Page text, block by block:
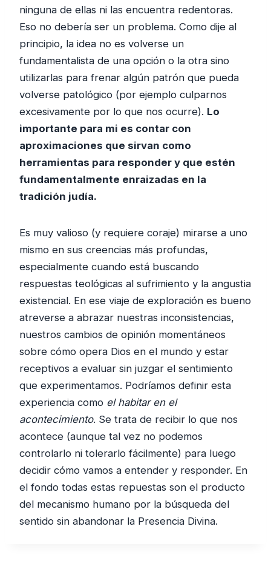
ninguna de ellas ni las encuentra redentoras.
Eso no debería ser un problema. Como dije al
principio, la idea no es volverse un
fundamentalista de una opción o la otra sino
utilizarlas para frenar algún patrón que pueda
volverse patológico (por ejemplo culparnos
excesivamente por lo que nos ocurre). Lo
importante para mi es contar con
aproximaciones que sirvan como
herramientas para responder y que estén
fundamentalmente enraizadas en la
tradición judía.
Es muy valioso (y requiere coraje) mirarse a uno
mismo en sus creencias más profundas,
especialmente cuando está buscando
respuestas teológicas al sufrimiento y la angustia
existencial. En ese viaje de exploración es bueno
atreverse a abrazar nuestras inconsistencias,
nuestros cambios de opinión momentáneos
sobre cómo opera Dios en el mundo y estar
receptivos a evaluar sin juzgar el sentimiento
que experimentamos. Podríamos definir esta
experiencia como el habitar en el
acontecimiento. Se trata de recibir lo que nos
acontece (aunque tal vez no podemos
controlarlo ni tolerarlo fácilmente) para luego
decidir cómo vamos a entender y responder. En
el fondo todas estas repuestas son el producto
del mecanismo humano por la búsqueda del
sentido sin abandonar la Presencia Divina.